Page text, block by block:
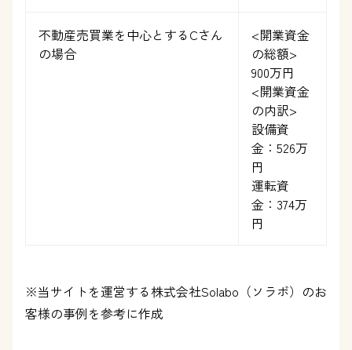
不動産売買業を中心とするCさん
の場合
<開業資金
の総額>
900万円
<開業資金
の内訳>
設備資
金：526万
円
運転資
金：374万
円
※当サイトを運営する株式会社Solabo（ソラボ）のお
客様の事例を参考に作成